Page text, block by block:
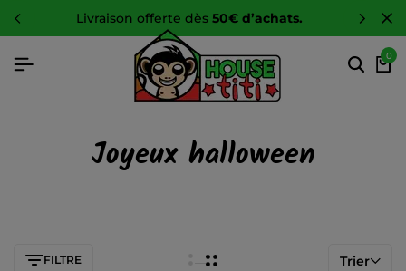
livraison offerte dès 50€ d’achats.
0
Joyeux halloween
FILTRE Trier